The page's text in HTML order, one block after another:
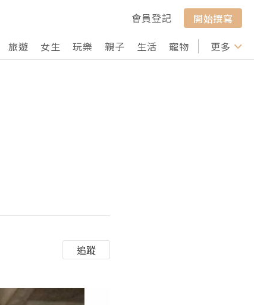
會員登記
開始撰寫
旅遊 女生 玩樂 親子 生活 寵物 行山 打卡
更多
追蹤